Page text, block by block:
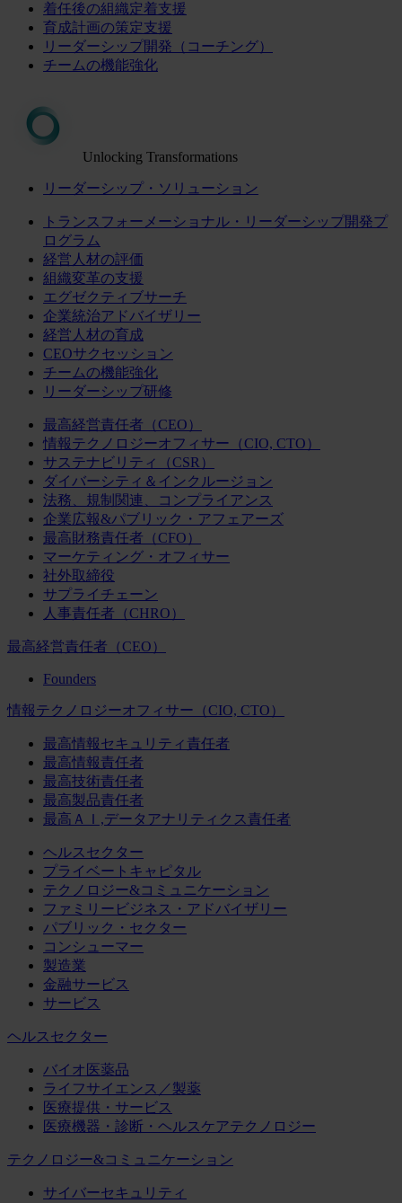
着任後の組織定着支援
育成計画の策定支援
リーダーシップ開発（コーチング）
チームの機能強化
Unlocking Transformations
リーダーシップ・ソリューション
トランスフォーメーショナル・リーダーシップ開発プ
ログラム
経営人材の評価
組織変革の支援
エグゼクティブサーチ
企業統治アドバイザリー
経営人材の育成
CEOサクセッション
チームの機能強化
リーダーシップ研修
最高経営責任者（CEO）
情報テクノロジーオフィサー（CIO, CTO）
サステナビリティ（CSR）
ダイバーシティ＆インクルージョン
法務、規制関連、コンプライアンス
企業広報&パブリック・アフェアーズ
最高財務責任者（CFO）
マーケティング・オフィサー
社外取締役
サプライチェーン
人事責任者（CHRO）
最高経営責任者（CEO）
Founders
情報テクノロジーオフィサー（CIO, CTO）
最高情報セキュリティ責任者
最高情報責任者
最高技術責任者
最高製品責任者
最高ＡＩ,データアナリティクス責任者
ヘルスセクター
プライベートキャピタル
テクノロジー&コミュニケーション
ファミリービジネス・アドバイザリー
パブリック・セクター
コンシューマー
製造業
金融サービス
サービス
ヘルスセクター
バイオ医薬品
ライフサイエンス／製薬
医療提供・サービス
医療機器・診断・ヘルスケアテクノロジー
テクノロジー&コミュニケーション
サイバーセキュリティ